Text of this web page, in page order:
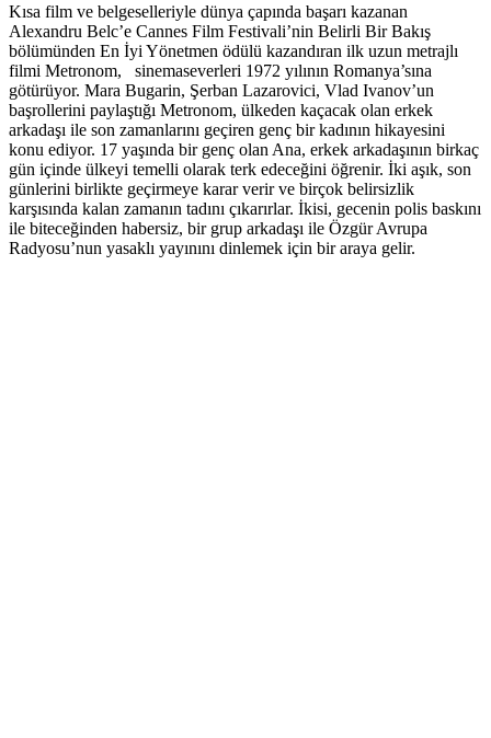
Kısa film ve belgeselleriyle dünya çapında başarı kazanan
Alexandru Belc’e Cannes Film Festivali’nin Belirli Bir Bakış
bölümünden En İyi Yönetmen ödülü kazandıran ilk uzun metrajlı
filmi Metronom, sinemaseverleri 1972 yılının Romanya’sına
götürüyor. Mara Bugarin, Şerban Lazarovici, Vlad Ivanov’un
başrollerini paylaştığı Metronom, ülkeden kaçacak olan erkek
arkadaşı ile son zamanlarını geçiren genç bir kadının hikayesini
konu ediyor. 17 yaşında bir genç olan Ana, erkek arkadaşının birkaç
gün içinde ülkeyi temelli olarak terk edeceğini öğrenir. İki aşık, son
günlerini birlikte geçirmeye karar verir ve birçok belirsizlik
karşısında kalan zamanın tadını çıkarırlar. İkisi, gecenin polis baskını
ile biteceğinden habersiz, bir grup arkadaşı ile Özgür Avrupa
Radyosu’nun yasaklı yayınını dinlemek için bir araya gelir.